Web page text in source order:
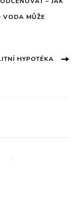
VODA MŮŽE
HYPOTÉKA